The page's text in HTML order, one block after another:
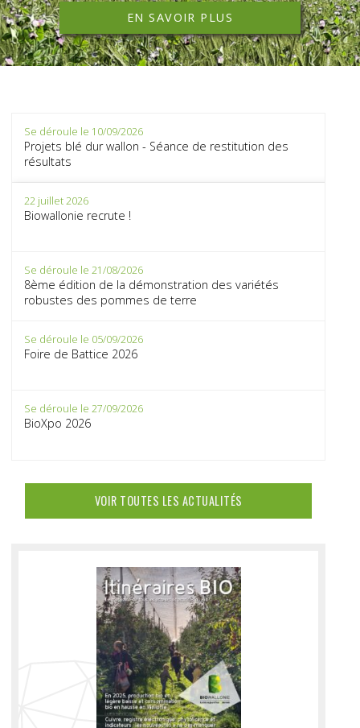
EN SAVOIR PLUS
Se déroule le 10/09/2026
Projets blé dur wallon - Séance de restitution des
résultats
22 juillet 2026
Biowallonie recrute !
Se déroule le 21/08/2026
8ème édition de la démonstration des variétés
robustes des pommes de terre
Se déroule le 05/09/2026
Foire de Battice 2026
Se déroule le 27/09/2026
BioXpo 2026
VOIR TOUTES LES ACTUALITÉS